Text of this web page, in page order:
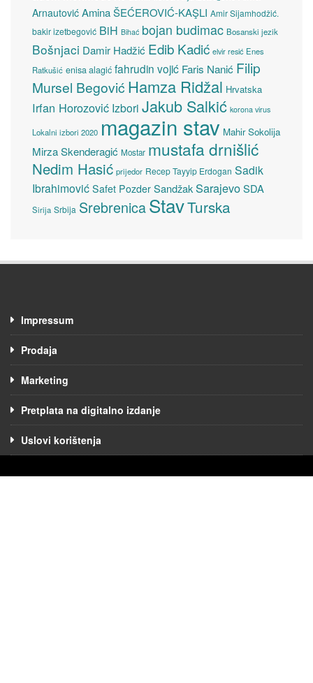
Arnautović Amina ŠEĆEROVIĆ-KAŞLI Amir Sijamhodžić.
bakir izetbegović BiH Bihać bojan budimac Bosanski jezik
Bošnjaci Damir Hadžić Edib Kadić elvir resić Enes
Ratkušić enisa alagić fahrudin vojić Faris Nanić Filip
Mursel Begović Hamza Ridžal Hrvatska
Irfan Horozović Izbori Jakub Salkić korona virus
Lokalni izbori 2020 magazin stav Mahir Sokolija
Mirza Skenderagić Mostar mustafa drnišlić
Nedim Hasić prijedor Recep Tayyip Erdogan Sadik
Ibrahimović Safet Pozder SandžakSarajevoSDA
Sirija Srbija SrebrenicaStavTurska
Impressum
Prodaja
Marketing
Pretplata na digitalno izdanje
Uslovi korištenja